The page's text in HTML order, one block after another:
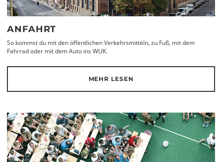
ANFAHRT
So kommst du mit den öffentlichen Verkehrsmitteln, zu Fuß, mit dem
Fahrrad oder mit dem Auto ins WUK.
MEHR LESEN